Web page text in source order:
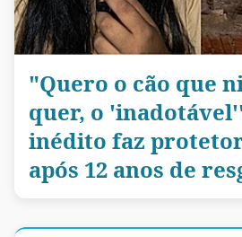
"Quero o cão que
quer, o
inédito faz
após 12 anos de